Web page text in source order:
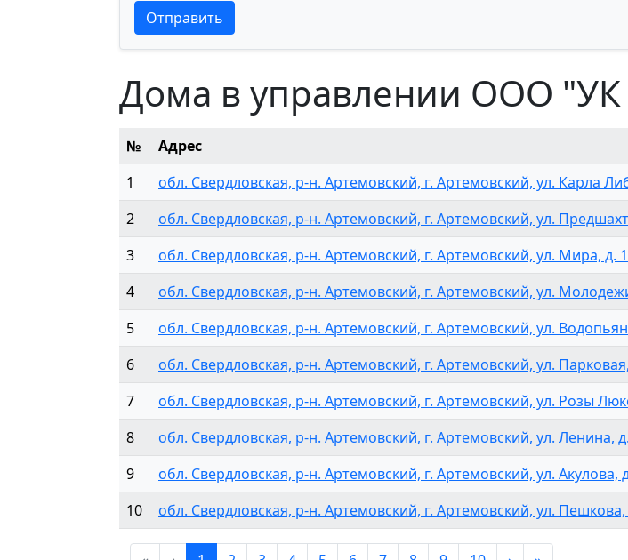
Текст отзыва
Текст отзыва
Отправить
Дома в управлении ООО
№ Адрес
1
обл. Свердловская, р-н. Артемовский, г. Артемовский, ул. Карла
2
обл. Свердловская, р-н. Артемовский, г. Артемовский, ул.
3
обл. Свердловская, р-н. Артемовский, г. Артемовский, ул. Мира, д. 1
4
обл. Свердловская, р-н. Артемовский, г. Артемовский, ул.
5
обл. Свердловская, р-н. Артемовский, г. Артемовский, ул.
6
обл. Свердловская, р-н. Артемовский, г. Артемовский, ул.
7
обл. Свердловская, р-н. Артемовский, г. Артемовский, ул. Розы
8
обл. Свердловская, р-н. Артемовский, г. Артемовский, ул. Ленина,
9
обл. Свердловская, р-н. Артемовский, г. Артемовский, ул. Акулова,
10
обл. Свердловская, р-н. Артемовский, г. Артемовский, ул. Пешкова,